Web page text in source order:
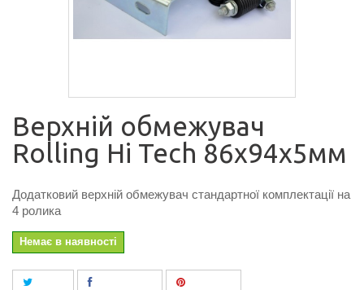
Верхній обмежувач
Rolling Hi Tech 86х94х5мм
Додатковий верхній обмежувач стандартної комплектації на
4 ролика
Немає в наявності